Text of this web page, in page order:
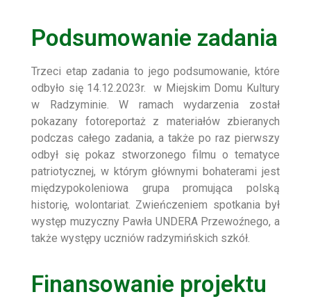
Podsumowanie zadania
Trzeci etap zadania to jego podsumowanie, które
odbyło się 14.12.2023r. w Miejskim Domu Kultury
w Radzyminie. W ramach wydarzenia został
pokazany fotoreportaż z materiałów zbieranych
podczas całego zadania, a także po raz pierwszy
odbył się pokaz stworzonego filmu o tematyce
patriotycznej, w którym głównymi bohaterami jest
międzypokoleniowa grupa promująca polską
historię, wolontariat. Zwieńczeniem spotkania był
występ muzyczny Pawła UNDERA Przewoźnego, a
także występy uczniów radzymińskich szkół.
Finansowanie projektu